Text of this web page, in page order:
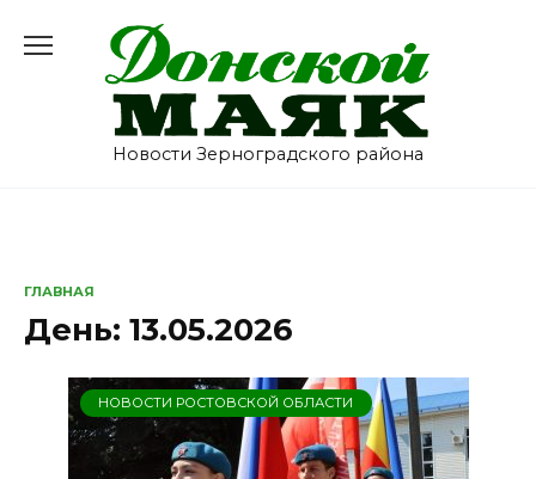
содержанию
Новости Зерноградского района
ГЛАВНАЯ
День: 13.05.2026
НОВОСТИ РОСТОВСКОЙ ОБЛАСТИ